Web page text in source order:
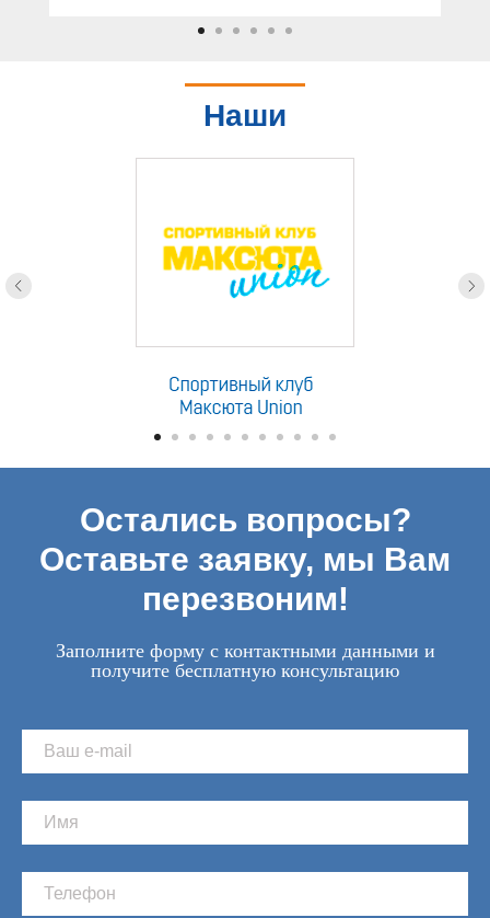
Наши
Остались вопросы?
Оставьте заявку, мы Вам
перезвоним!
Заполните форму с контактными данными и
получите бесплатную консультацию